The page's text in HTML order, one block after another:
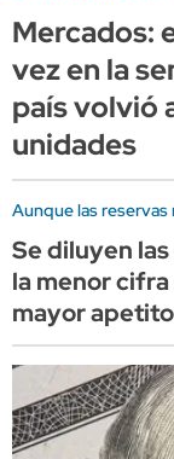
Mercados:
vez en la
país volvió
unidades
Aunque las
Se diluyen
la menor
mayor